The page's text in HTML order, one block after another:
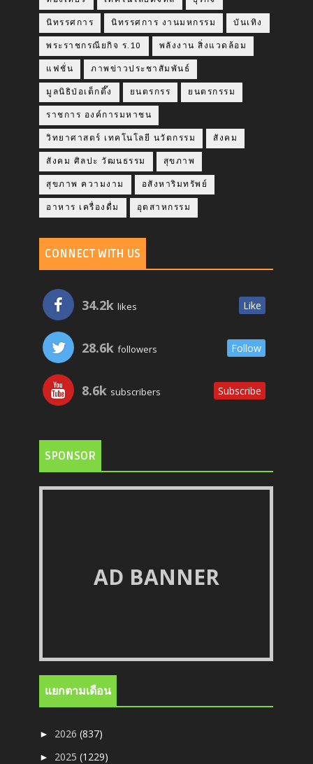
นิทรรศการ นิทรรศการ งานมหกรรม บันเทิง
พระราชกรณียกิจ ร.10 พลังงาน สิ่งแวดล้อม
แฟชั่น ภาพข่าวประชาสัมพันธ์
มูลนิธิป่อเต็กตึ๊ง ยนตรกรร ยนตรกรรม
ราชการ องค์การมหาชน
วิทยาศาสตร์ เทคโนโลยี นวัตกรรม สังคม
สังคม ศิลปะ วัฒนธรรม สุขภาพ
สุขภาพ ความงาม อสังหาริมทรัพย์
อาหาร เครื่องดื่ม อุตสาหกรรม
CONNECT WITH US
34.2k likes Like
28.6k followers Follow
8.6k subscribers Subscribe
SPONSOR
AD BANNER
แยกตามเดือน
► 2026(837)
► 2025(1229)